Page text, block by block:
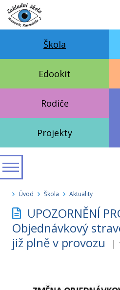
Škola
Edookit
Rodiče
Projekty
Úvod Škola Aktuality
UPOZORNĚNÍ
Objednávkový
již plně v provozu